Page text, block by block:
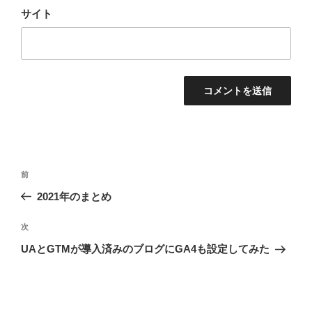
サイト
投
ビ
ゲ
前
の
稿
前
2021年のまとめ
次
の
次
UAとGTMが導入済みのブログにGA4も設定してみた